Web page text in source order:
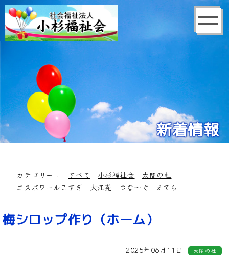
新着情報
カテゴリー： すべて 小杉福祉会
太閤の杜
エスポワールこすぎ
大江苑 つな～ぐ えてら
梅シロップ作り（ホーム）
2025年06月11日 太閤の杜